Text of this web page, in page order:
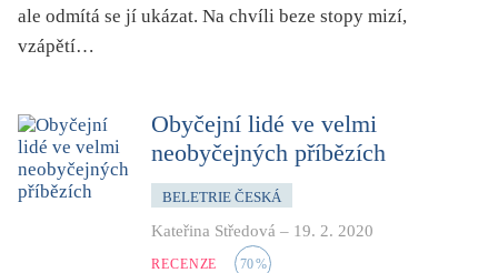
ale odmítá se jí ukázat. Na chvíli beze stopy mizí,
vzápětí…
Obyčejní lidé ve velmi
neobyčejných příbězích
BELETRIE ČESKÁ
Kateřina Středová – 19. 2. 2020
RECENZE 70%